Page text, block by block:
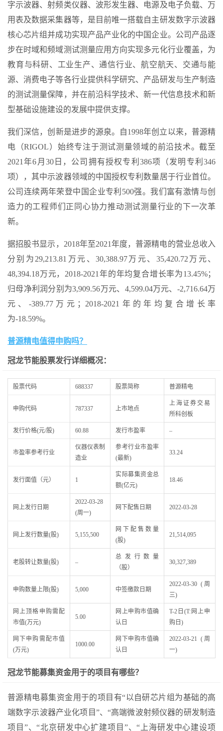
字示波器、射频类仪器、波形发生器、电源及电子负载、万
用表及数据采集器等，是目前唯一搭载自主研发数字示波器
核心芯片组并成功实现产品产业化的中国企业。公司产品逐
步在时域和频域测试测量应用方向实现多元化行业覆盖，为
教育与科研、工业生产、通信行业、航空航天、交通与能
源、消费电子等各行业提供科学研究、产品研发与生产制造
的测试测量保障，并在前沿科学技术、新一代信息技术和新
型基础设施建设的发展中提供支撑。
我们深信，创新是进步的源泉。自1998年创立以来，普源精
电（RIGOL）始终专注于测试测量领域的前沿技术。截至
2021年6月30日，公司拥有授权专利386项（发明专利346
项），其中示波器领域的中国授权专利数量居于行业首位。
公司连续两年荣登中国企业专利500强。我们富有激情与创
造力的工程师们正同心协力推动测试测量行业的下一次革
新。
据招股书显示，2018年至2021年度，普源精电的营业总收入
分别为29,213.81万元、30,388.97万元、35,420.72万元、
48,394.18万元，2018-2021年的年均复合增长率为13.45%；
归母净利润分别为3,909.56万元、4,599.04万元、-2,716.64万
元、-389.77万元；2018-2021年的年均复合增长率
为-18.59%。
普源精电值得申购吗？
冠龙节能股票发行详细概况：
股票代码 688337 股票简称 普源精电
申购代码 787337 上市地点
上海证券交易
所科创板
发行价格(元/股) 60.88 发行市盈率 –
市盈率参考行业
仪器仪表制
造业
参考行业市盈率
(最新)
33.24
发行面值（元） 1
实际募集资金总
额(亿元)
18.46
网上发行日期
2022-03-28
(周一)
网下配售日期 2022-03-28
网上发行数量(股) 5,155,500
网下配售数量
(股)
21,514,095
老股转让数量(股) –
总发行数量
（股）
30,327,389
申购数量上限(股) 5,000 中签缴款日期
2022-03-30 (周
三)
网上顶格申购需配
市值(万元)
5.00
网上申购市值确
认日
T-2日(T:网上申
购日)
网下申购需配市值
(万元)
1000.00
网下申购市值确
认日
2022-03-21 (周
一)
冠龙节能募集资金用于的项目有哪些？
普源精电募集资金用于的项目有“以自研芯片组为基础的高
端数字示波器产业化项目”、“高端微波射频仪器的研发制造
项目”、“北京研发中心扩建项目”、“上海研发中心建设项